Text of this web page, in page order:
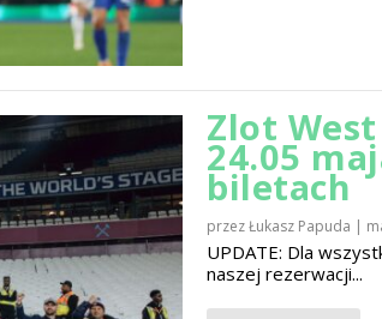
Zlot
24.05
biletach
przezŁukasz Papuda |
UPDATE: Dla
naszej rezerwacji...